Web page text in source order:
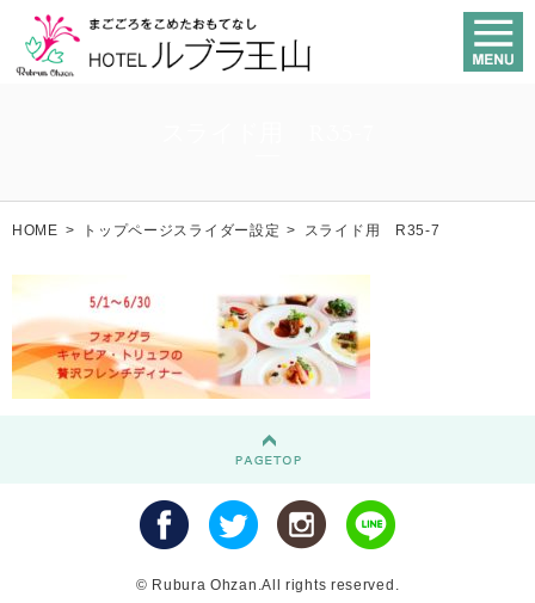
HOME > トップページスライダー設定 > スライド用 R35-7
© Rubura Ohzan.All rights reserved.